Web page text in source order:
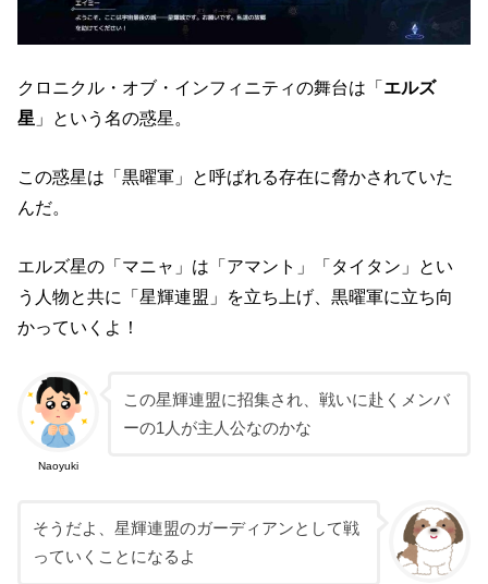
クロニクル・オブ・インフィニティの舞台は「エルズ
星 」という名の惑星。
この惑星は「黒曜軍」と呼ばれる存在に脅かされていた
んだ。
エルズ星の「マニャ」は「アマント」「タイタン」とい
う人物と共に「星輝連盟」を立ち上げ、黒曜軍に立ち向
かっていくよ！
Naoyuki
この星輝連盟に招集され、戦いに赴くメンバ
ーの1人が主人公なのかな
そうだよ、星輝連盟のガーディアンとして戦
っていくことになるよ